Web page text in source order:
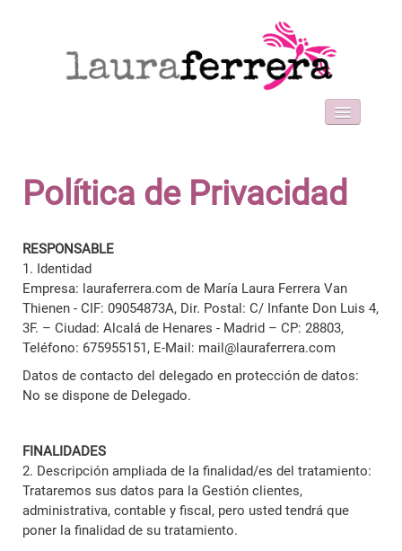
WORK WITH ME
Política de Privacidad
RESPONSABLE
1. Identidad
Empresa: lauraferrera.com de María Laura Ferrera Van
Thienen - CIF: 09054873A, Dir. Postal: C/ Infante Don Luis 4,
3F. – Ciudad: Alcalá de Henares - Madrid – CP: 28803,
Teléfono: 675955151, E-Mail: mail@lauraferrera.com
Datos de contacto del delegado en protección de datos:
No se dispone de Delegado.
FINALIDADES
2. Descripción ampliada de la finalidad/es del tratamiento:
Trataremos sus datos para la Gestión clientes,
administrativa, contable y fiscal, pero usted tendrá que
poner la finalidad de su tratamiento.